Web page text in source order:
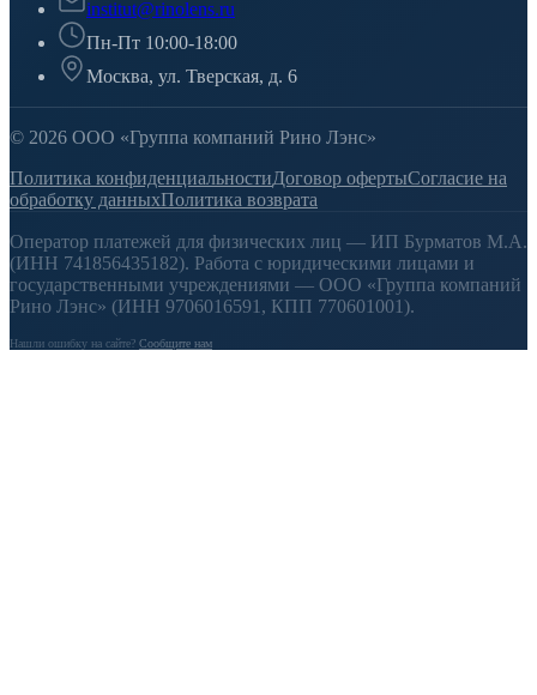
institut@rinolens.ru
Пн-Пт 10:00-18:00
Москва, ул. Тверская, д. 6
© 2026 ООО «Группа компаний Рино Лэнс»
Политика конфиденциальностиДоговор офертыСогласие на
обработку данныхПолитика возврата
Оператор платежей для физических лиц — ИП Бурматов М.А.
(ИНН 741856435182). Работа с юридическими лицами и
государственными учреждениями — ООО «Группа компаний
Рино Лэнс» (ИНН 9706016591, КПП 770601001).
Нашли ошибку на сайте? Сообщите нам